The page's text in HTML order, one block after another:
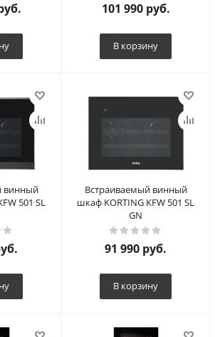
101 990руб.
В корзину
винный
501 SL
Встраиваемый винный
шкаф KORTING KFW 501 SL
GN
91 990 руб.
В корзину